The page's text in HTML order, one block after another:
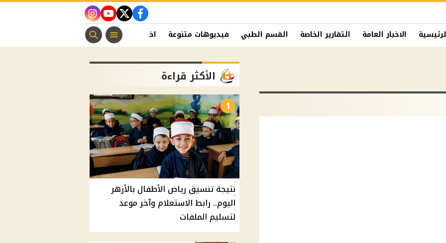
facebook
twitter
youtube
instagram
الاخبار العامة التقارير الخاصة القسم الطبي فيديوهات متنوعة اخبار الفن منوعات مسيحية
الأكثر قراءة
1
نتيجة تنسيق رياض الأطفال بالأزهر
اليوم.. رابط الاستعلام وآخر موعد
لتسليم الملفات